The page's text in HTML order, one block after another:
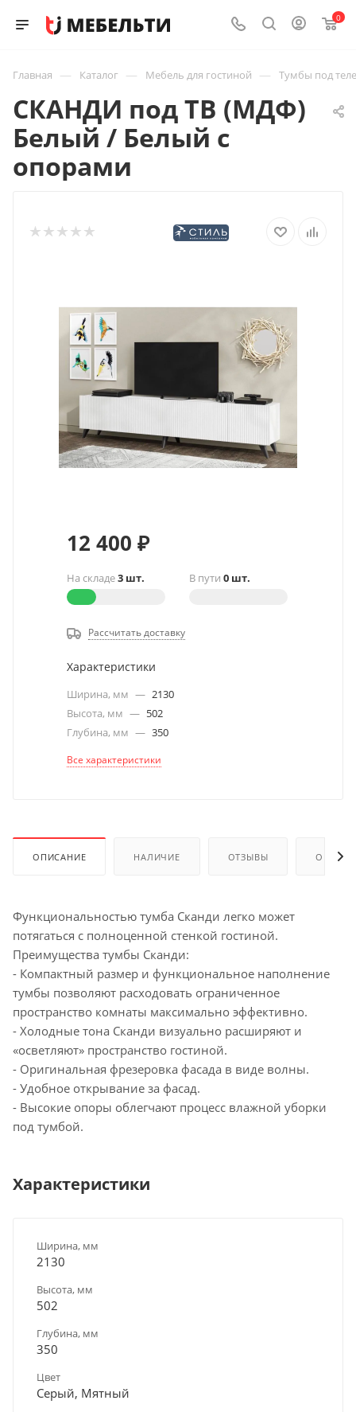
0
Главная — Каталог — Мебель для гостиной — Тумбы под
СКАНДИ под ТВ (МДФ)
Белый / Белый с
опорами
12 400 ₽
На складе3 шт. В пути 0 шт.
Рассчитать доставку
Характеристики
Ширина, мм — 2130
Высота, мм — 502
Глубина, мм — 350
Все характеристики
ОПИСАНИЕ НАЛИЧИЕ ОТЗЫВЫ ОПЛАТА
Функциональностью тумба Сканди легко может
потягаться с полноценной стенкой гостиной.
Преимущества тумбы Сканди:
- Компактный размер и функциональное наполнение
тумбы позволяют расходовать ограниченное
пространство комнаты максимально эффективно.
- Холодные тона Сканди визуально расширяют и
«осветляют» пространство гостиной.
- Оригинальная фрезеровка фасада в виде волны.
- Удобное открывание за фасад.
- Высокие опоры облегчают процесс влажной уборки
под тумбой.
Характеристики
Ширина, мм
2130
Высота, мм
502
Глубина, мм
350
Цвет
Серый, Мятный